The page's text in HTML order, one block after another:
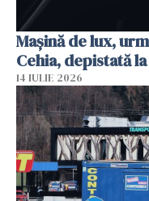
Mașină de lux,
Cehia, depistată
14 IULIE 2026